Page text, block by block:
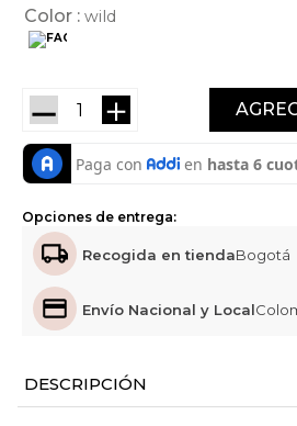
Color wild
＋
－
Opciones de entrega:
Recogida en tiendaBogotá
Envío Nacional y Local
DESCRIPCIÓN